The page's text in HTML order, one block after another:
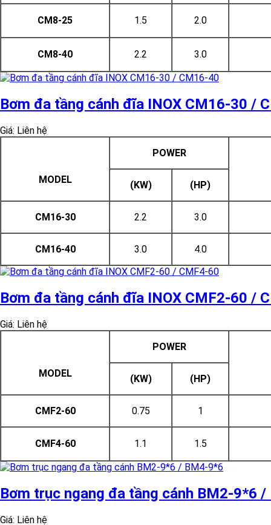
CM8-25 1.5 2.0
CM8-40 2.2 3.0
Bơm đa tầng cánh đĩa INOX CM16-30 /
Giá: Liên hệ
MODEL
POWER
(KW) (HP)
CM16-30 2.2 3.0
CM16-40 3.0 4.0
Bơm đa tầng cánh đĩa INOX CMF2-60 /
Giá: Liên hệ
MODEL
POWER
(KW) (HP)
CMF2-60 0.75 1
CMF4-60 1.1 1.5
Bơm trục ngang đa tầng cánh BM2-9*6
Giá: Liên hệ